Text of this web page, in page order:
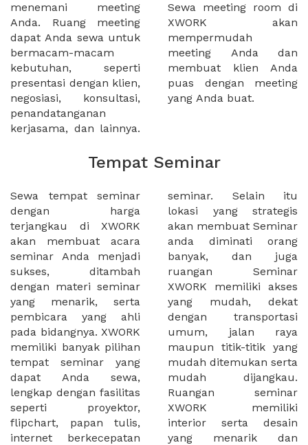
menemani meeting
Anda. Ruang meeting
dapat Anda sewa untuk
bermacam-macam
kebutuhan, seperti
presentasi dengan klien,
negosiasi, konsultasi,
penandatanganan
kerjasama, dan lainnya.
Sewa meeting room di
XWORK akan
mempermudah
meeting Anda dan
membuat klien Anda
puas dengan meeting
yang Anda buat.
Tempat Seminar
Sewa tempat seminar
dengan harga
terjangkau di XWORK
akan membuat acara
seminar Anda menjadi
sukses, ditambah
dengan materi seminar
yang menarik, serta
pembicara yang ahli
pada bidangnya. XWORK
memiliki banyak pilihan
tempat seminar yang
dapat Anda sewa,
lengkap dengan fasilitas
seperti proyektor,
flipchart, papan tulis,
internet berkecepatan
seminar. Selain itu
lokasi yang strategis
akan membuat Seminar
anda diminati orang
banyak, dan juga
ruangan Seminar
XWORK memiliki akses
yang mudah, dekat
dengan transportasi
umum, jalan raya
maupun titik-titik yang
mudah ditemukan serta
mudah dijangkau.
Ruangan seminar
XWORK memiliki
interior serta desain
yang menarik dan